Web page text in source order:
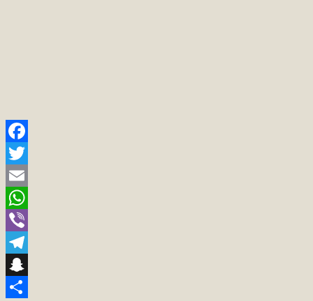
Facebook
Twitter
Email
WhatsApp
Viber
Telegram
Snapchat